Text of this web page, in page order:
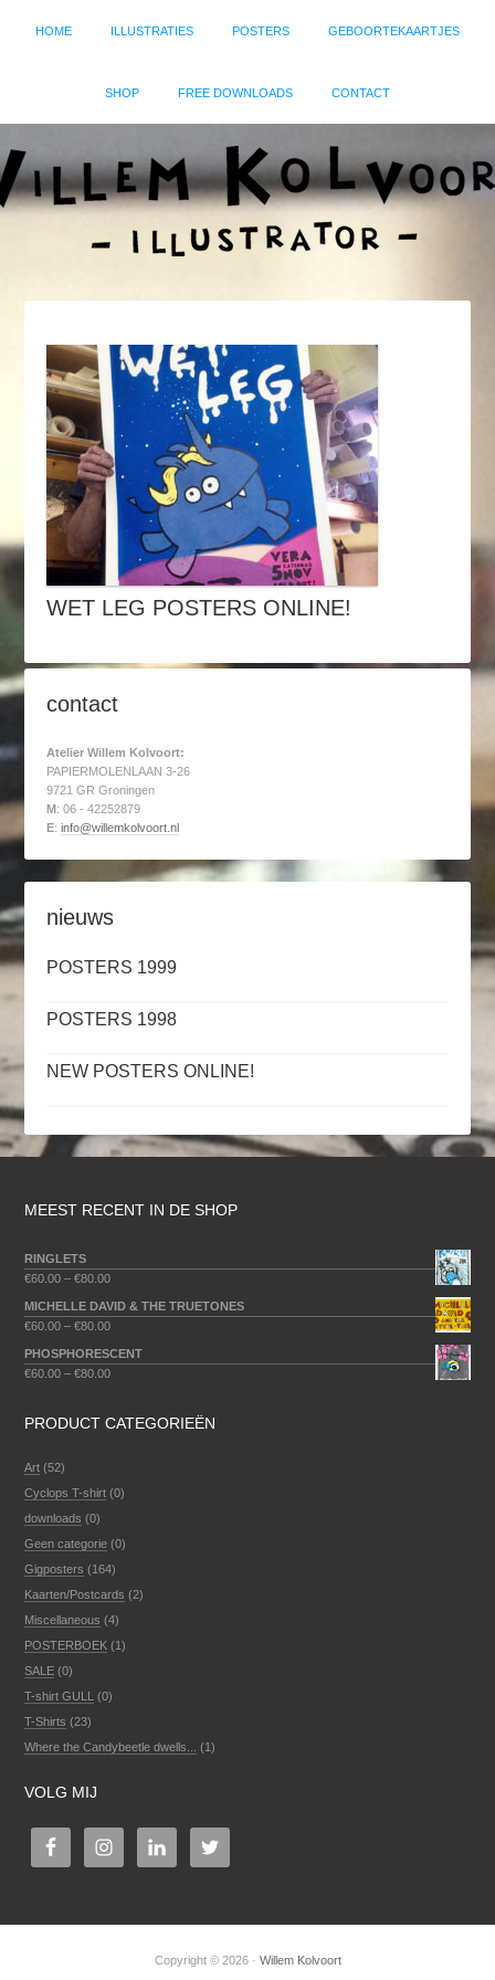
HOME ILLUSTRATIES POSTERS GEBOORTEKAARTJES
SHOP FREE DOWNLOADS CONTACT
WET LEG POSTERS ONLINE!
contact
Atelier Willem Kolvoort:
PAPIERMOLENLAAN 3-26
9721 GR Groningen
M: 06 - 42252879
E:info@willemkolvoort.nl
nieuws
POSTERS 1999
POSTERS 1998
NEW POSTERS ONLINE!
MEEST RECENT IN DE SHOP
RINGLETS
€60.00 –€80.00
MICHELLE DAVID & THE TRUETONES
€60.00 –€80.00
PHOSPHORESCENT
€60.00 –€80.00
PRODUCT CATEGORIEËN
Art (52)
Cyclops T-shirt (0)
downloads (0)
Geen categorie (0)
Gigposters (164)
Kaarten/Postcards (2)
Miscellaneous (4)
POSTERBOEK (1)
SALE (0)
T-shirt GULL
(0)
T-Shirts (23)
Where the Candybeetle dwells...
(1)
VOLG MIJ
Copyright © 2026 · Willem Kolvoort